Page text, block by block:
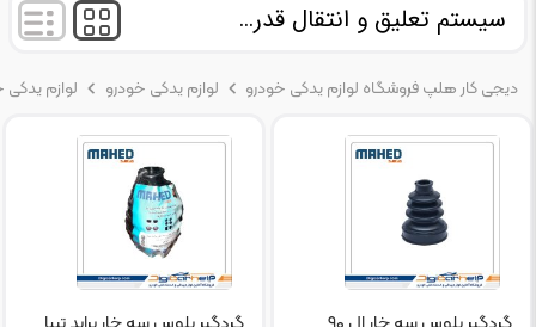
سیستم تعلیق و انتقال قدرت
دیجی کار هلپ فروشگاه لوازم یدکی خودرو لوازم یدکی خودرو لوازم